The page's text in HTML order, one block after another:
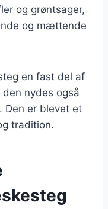
og grøntsager,
og mættende
en fast del af
nydes også
Den er blevet et
tradition.